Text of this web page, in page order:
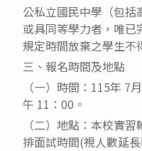
公私立國民中學（包
或具同等學力者，唯已
規定時間放棄之學生不
三、報名時間及地點
（一）時間：115年 7
午 11：00。
（二）地點：本校實
排面試時間(視人數延長